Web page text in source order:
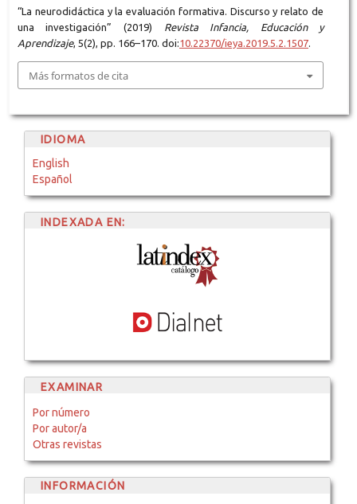
“La neurodidáctica y la evaluación formativa. Discurso y relato de
una investigación” (2019)
Revista Infancia, Educación y
Aprendizaje, 5(2), pp. 166–170. doi:10.22370/ieya.2019.5.2.1507.
Más formatos de cita
IDIOMA
English
Español
INDEXADA EN:
EXAMINAR
Por número
Por autor/a
Otras revistas
INFORMACIÓN